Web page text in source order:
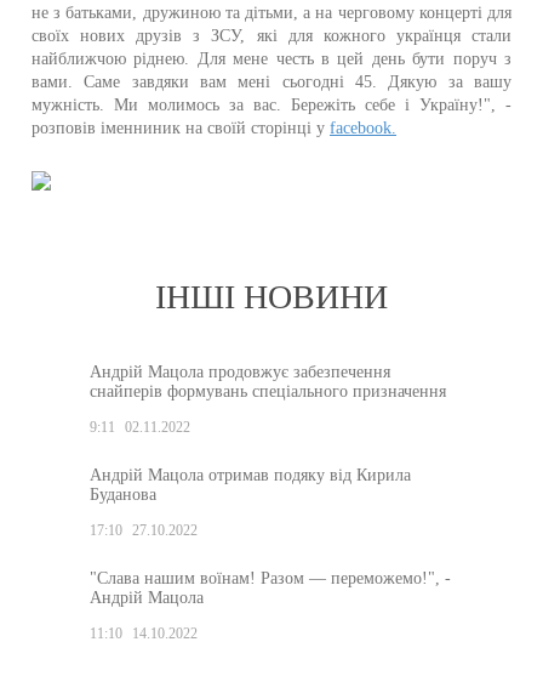
не з батьками, дружиною та дітьми, а на черговому концерті для
своїх нових друзів з ЗСУ, які для кожного українця стали
найближчою ріднею. Для мене честь в цей день бути поруч з
вами. Саме завдяки вам мені сьогодні 45. Дякую за вашу
мужність. Ми молимось за вас. Бережіть себе і Україну!", -
розповів іменниник на своїй сторінці у facebook.
ІНШІ НОВИНИ
Андрій Мацола продовжує забезпечення
снайперів формувань спеціального призначення
9:11 02.11.2022
Андрій Мацола отримав подяку від Кирила
Буданова
17:10 27.10.2022
"Слава нашим воїнам! Разом — переможемо!", -
Андрій Мацола
11:10 14.10.2022